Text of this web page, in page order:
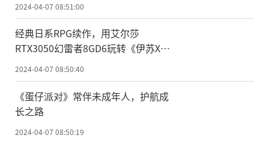
2024-04-07 08:51:00
经典日系RPG续作，用艾尔莎
RTX3050幻雷者8GD6玩转《伊苏X：
北境历险》
2024-04-07 08:50:40
《蛋仔派对》常伴未成年人，护航成
长之路
2024-04-07 08:50:19